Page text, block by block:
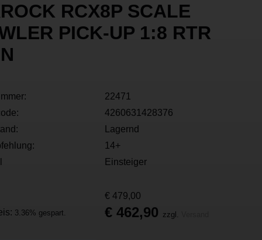
RCX8P SCALE
PICK-UP 1:8 RTR
22471
4260631428376
Lagernd
14+
Einsteiger
€ 479,00
3.36% gespart. € 462,90 zzgl.